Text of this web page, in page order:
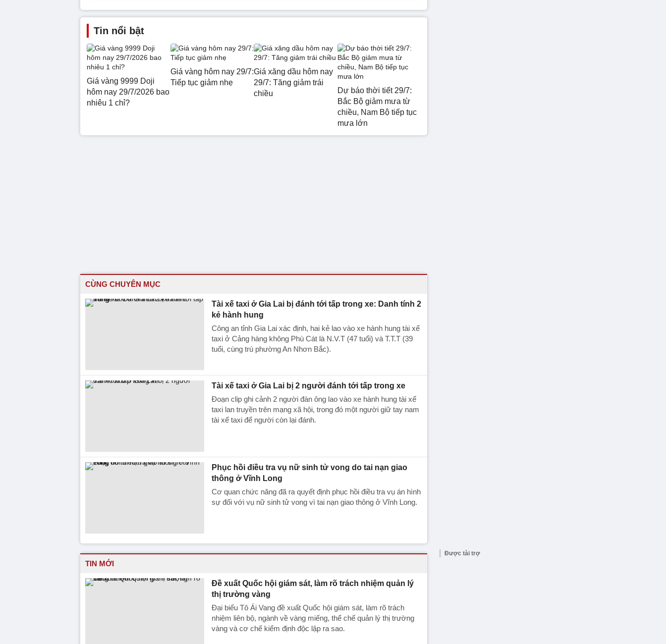
Tin nổi bật
Giá vàng 9999 Doji
hôm nay 29/7/2026 bao
nhiêu 1 chỉ?
Giá vàng hôm nay 29/7:
Tiếp tục giảm nhẹ
Giá xăng dầu hôm nay
29/7: Tăng giảm trái
chiều
Dự báo thời tiết 29/7:
Bắc Bộ giảm mưa từ
chiều, Nam Bộ tiếp tục
mưa lớn
CÙNG CHUYÊN MỤC
Tài xế taxi ở Gia Lai bị đánh tới tấp trong xe: Danh tính 2
kẻ hành hung
Công an tỉnh Gia Lai xác định, hai kẻ lao vào xe hành hung tài xế
taxi ở Cảng hàng không Phù Cát là N.V.T (47 tuổi) và T.T.T (39
tuổi, cùng trú phường An Nhơn Bắc).
Tài xế taxi ở Gia Lai bị 2 người đánh tới tấp trong xe
Đoạn clip ghi cảnh 2 người đàn ông lao vào xe hành hung tài xế
taxi lan truyền trên mạng xã hội, trong đó một người giữ tay nam
tài xế taxi để người còn lại đánh.
Phục hồi điều tra vụ nữ sinh tử vong do tai nạn giao
thông ở Vĩnh Long
Cơ quan chức năng đã ra quyết định phục hồi điều tra vụ án hình
sự đối với vụ nữ sinh tử vong vì tai nạn giao thông ở Vĩnh Long.
TIN MỚI
Đề xuất Quốc hội giám sát, làm rõ trách nhiệm quản lý
thị trường vàng
Đại biểu Tô Ái Vang đề xuất Quốc hội giám sát, làm rõ trách
nhiệm liên bộ, ngành về vàng miếng, thể chế quản lý thị trường
vàng và cơ chế kiểm định độc lập ra sao.
Được tài trợ